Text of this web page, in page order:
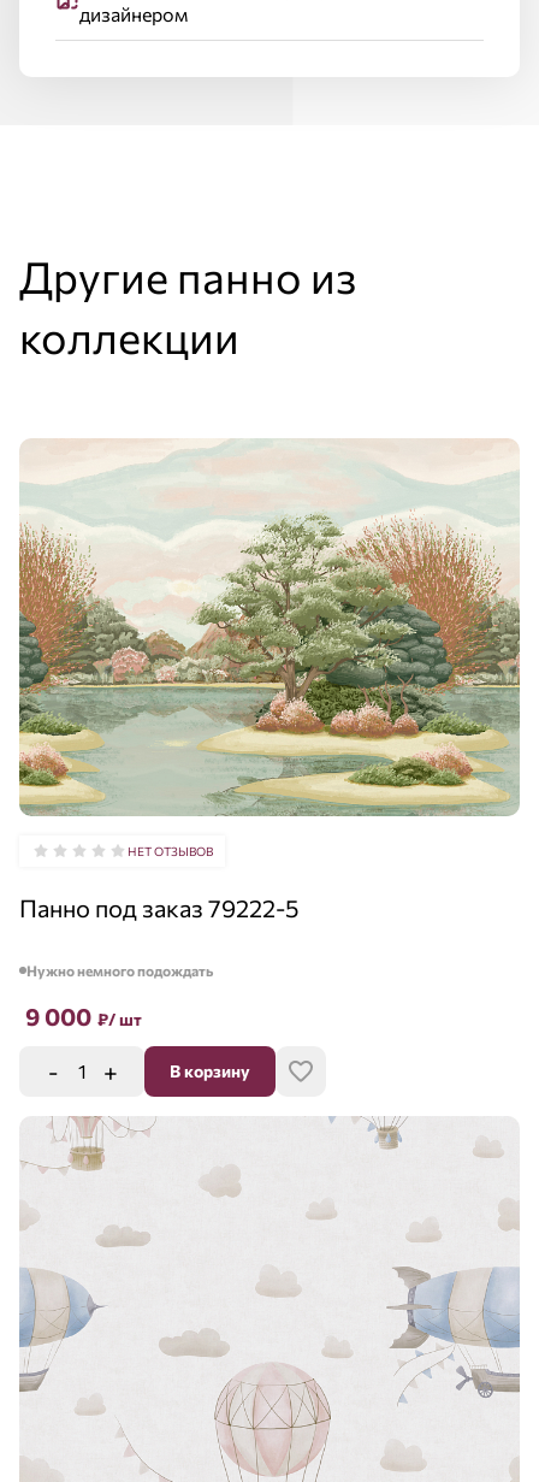
дизайнером
Другие панно из
коллекции
НЕТ ОТЗЫВОВ
Панно под заказ 79222-5
Нужно немного подождать
9 000 ₽/ шт
- + В корзину